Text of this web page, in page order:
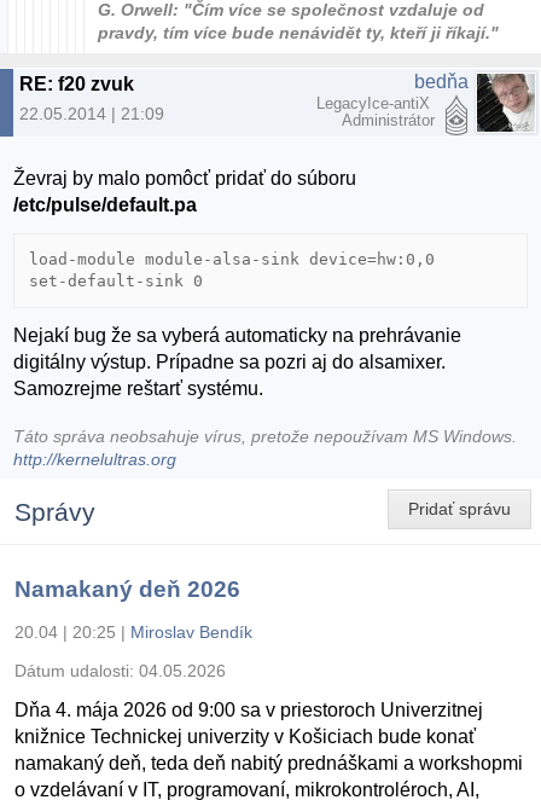
G. Orwell: "Čím více se společnost vzdaluje od
pravdy, tím více bude nenávidět ty, kteří ji říkají."
RE: f20 zvuk
22.05.2014 | 21:09
bedňa
LegacyIce-antiX
Administrátor
Ževraj by malo pomôcť pridať do súboru
/etc/pulse/default.pa
load-module module-alsa-sink device=hw:0,0
set-default-sink 0
Nejakí bug že sa vyberá automaticky na prehrávanie
digitálny výstup. Prípadne sa pozri aj do alsamixer.
Samozrejme reštarť systému.
Táto správa neobsahuje vírus, pretože nepoužívam MS Windows.
http://kernelultras.org
Pridať správu
Správy
Namakaný deň 2026
20.04 | 20:25 | Miroslav Bendík
Dátum udalosti: 04.05.2026
Dňa 4. mája 2026 od 9:00 sa v priestoroch Univerzitnej
knižnice Technickej univerzity v Košiciach bude konať
namakaný deň, teda deň nabitý prednáškami a workshopmi
o vzdelávaní v IT, programovaní, mikrokontroléroch, AI,